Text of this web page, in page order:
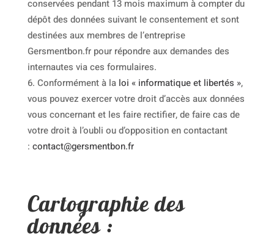
conservées pendant 13 mois maximum à compter du
dépôt des données suivant le consentement et sont
destinées aux membres de l’entreprise
Gersmentbon.fr pour répondre aux demandes des
internautes via ces formulaires.
Conformément à la loi « informatique et libertés »,
vous pouvez exercer votre droit d’accès aux données
vous concernant et les faire rectifier, de faire cas de
votre droit à l’oubli ou d’opposition en contactant
: contact@gersmentbon.fr
Cartographie des
données :